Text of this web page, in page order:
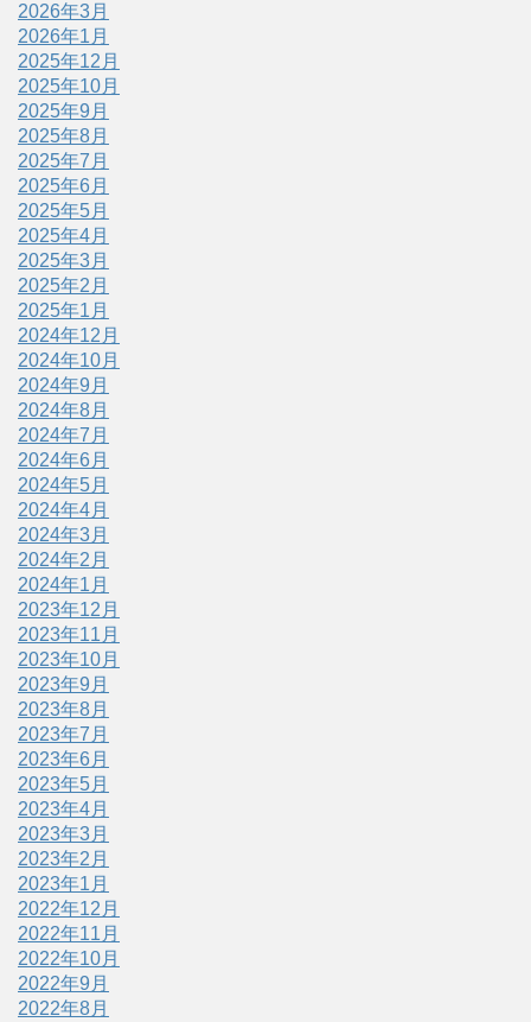
2026年3月
2026年1月
2025年12月
2025年10月
2025年9月
2025年8月
2025年7月
2025年6月
2025年5月
2025年4月
2025年3月
2025年2月
2025年1月
2024年12月
2024年10月
2024年9月
2024年8月
2024年7月
2024年6月
2024年5月
2024年4月
2024年3月
2024年2月
2024年1月
2023年12月
2023年11月
2023年10月
2023年9月
2023年8月
2023年7月
2023年6月
2023年5月
2023年4月
2023年3月
2023年2月
2023年1月
2022年12月
2022年11月
2022年10月
2022年9月
2022年8月